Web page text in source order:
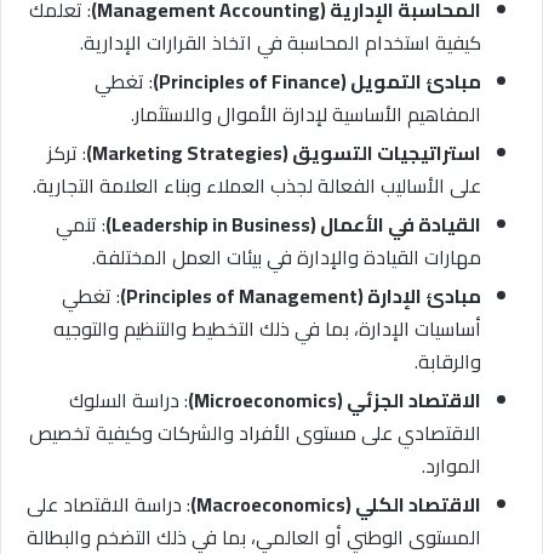
المحاسبة الإدارية (Management Accounting)
: تعلمك
كيفية استخدام المحاسبة في اتخاذ القرارات الإدارية.
مبادئ التمويل (Principles of Finance)
: تغطي
المفاهيم الأساسية لإدارة الأموال والاستثمار.
استراتيجيات التسويق (Marketing Strategies)
: تركز
على الأساليب الفعالة لجذب العملاء وبناء العلامة التجارية.
القيادة في الأعمال (Leadership in Business)
: تنمي
مهارات القيادة والإدارة في بيئات العمل المختلفة.
مبادئ الإدارة (Principles of Management)
: تغطي
أساسيات الإدارة، بما في ذلك التخطيط والتنظيم والتوجيه
والرقابة.
الاقتصاد الجزئي (Microeconomics)
: دراسة السلوك
الاقتصادي على مستوى الأفراد والشركات وكيفية تخصيص
الموارد.
الاقتصاد الكلي (Macroeconomics)
: دراسة الاقتصاد على
المستوى الوطني أو العالمي، بما في ذلك التضخم والبطالة